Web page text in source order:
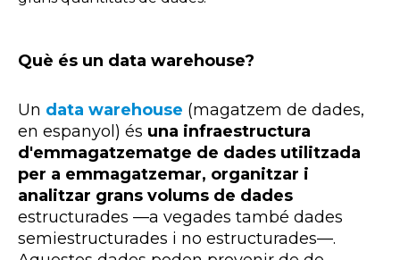
Què és un data warehouse?
Un data warehouse (magatzem de dades,
en espanyol) és una infraestructura
d'emmagatzematge de dades utilitzada
per a emmagatzemar, organitzar i
analitzar grans volums de dades
estructurades —a vegades també dades
semiestructurades i no estructurades—.